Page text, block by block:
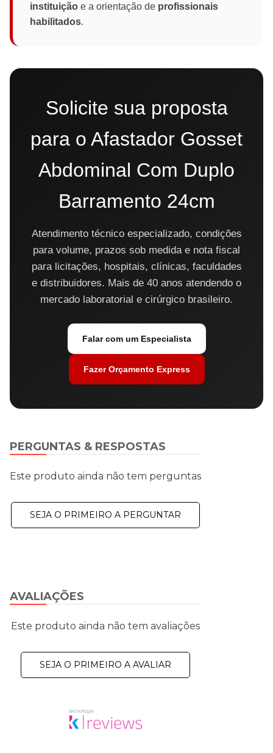
instituição e a orientação de profissionais
habilitados.
Solicite sua proposta
para o Afastador Gosset
Abdominal Com Duplo
Barramento 24cm
Atendimento técnico especializado, condições
para volume, prazos sob medida e nota fiscal
para licitações, hospitais, clínicas, faculdades
e distribuidores. Mais de 40 anos atendendo o
mercado laboratorial e cirúrgico brasileiro.
Falar com um Especialista
Fazer Orçamento Express
AVALIAÇÕES
Este produto ainda não tem avaliações
SEJA O PRIMEIRO A AVALIAR
PERGUNTAS & RESPOSTAS
Este produto ainda não tem perguntas
SEJA O PRIMEIRO A PERGUNTAR